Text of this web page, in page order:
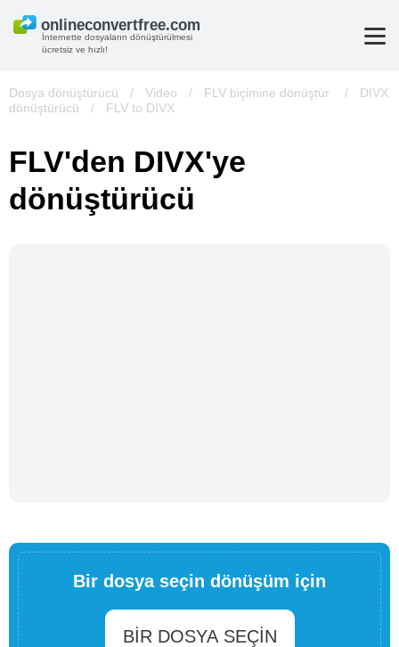
İnternette dosyaların dönüştürülmesi
ücretsiz ve hızlı!
Dosya dönüştürücü / Video / FLV biçimine dönüştür /
DIVX
dönüştürücü
/ FLV to DIVX
FLV'den DIVX'ye
dönüştürücü
Bir dosya seçin dönüşüm için
BIR DOSYA SEÇIN